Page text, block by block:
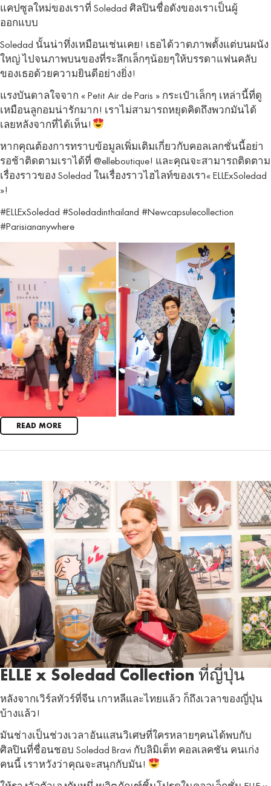
แคปซูลใหม่ของเราที่ Soledad ศิลปินชื่อดังของเราเป็นผู้
ออกแบบ
Soledad นั้นน่าทึ่งเหมือนเช่นเคย! เธอได้วาดภาพตั้งแต่บนผนัง
ใหญ่ ไปจนภาพบนของที่ระลึกเล็กๆน้อยๆให้บรรดาแฟนคลับ
ของเธอด้วยความยินดีอย่างยิ่ง!
แรงบันดาลใจจาก « Petit Air de Paris » กระเป๋าเล็กๆ เหล่านี้ที่ดู
เหมือนลูกอมน่ารักมาก! เราไม่สามารถหยุดคิดถึงพวกมันได้
เลยหลังจากที่ได้เห็น!
หากคุณต้องการทราบข้อมูลเพิ่มเติมเกี่ยวกับคอลเลกชั่นนี้อย่า
รอช้าติดตามเราได้ที่ @elleboutique! และคุณจะสามารถติดตาม
เรื่องราวของ Soledad ในเรื่องราวไฮไลท์ของเรา« ELLExSoledad
»!
#ELLExSoledad #Soledadinthailand #Newcapsulecollection
#Parisiananywhere
READ MORE
ELLE x Soledad Collection ที่ญี่ปุ่น
หลังจากเวิร์ลทัวร์ที่จีน เกาหลีและไทยแล้ว ก็ถึงเวลาของญี่ปุ่น
บ้างแล้ว!
มันช่างเป็นช่วงเวลาอันแสนวิเศษที่ใครหลายๆคนได้พบกับ
ศิลปินที่ชื่อนชอบ Soledad Bravi กับลิมิเต็ท คอลเลคชัน คนเก่ง
คนนี้ เราหวังว่าคุณจะสนุกกับมัน!